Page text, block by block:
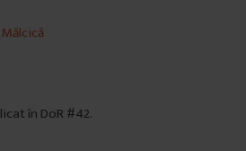
în DoR #42.